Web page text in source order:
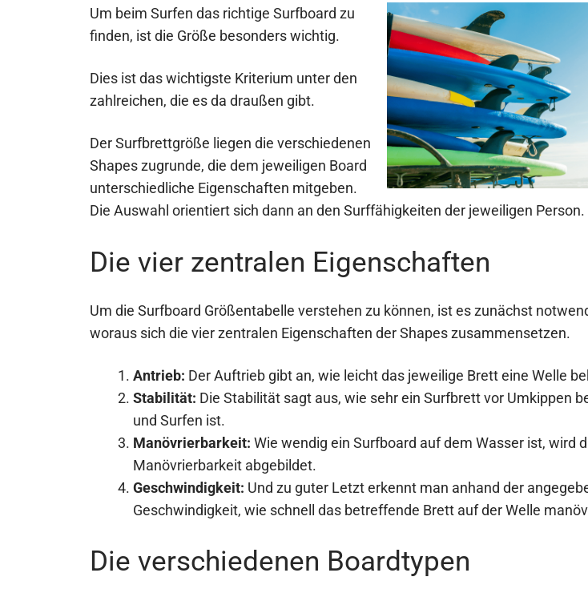
Um beim Surfen das richtige Surfboard zu
finden, ist die Größe besonders wichtig.
Dies ist das wichtigste Kriterium unter den
zahlreichen, die es da draußen gibt.
Der Surfbrettgröße liegen die verschiedenen
Shapes zugrunde, die dem jeweiligen Board
unterschiedliche Eigenschaften mitgeben.
Die Auswahl orientiert sich dann an den Surffähigkeiten der jeweiligen Person.
Die vier zentralen Eigenschaften
Um die Surfboard Größentabelle verstehen zu können, ist es zunächst
woraus sich die vier zentralen Eigenschaften der Shapes zusammensetzen.
Antrieb: Der Auftrieb gibt an, wie leicht das jeweilige Brett eine Welle
Stabilität: Die Stabilität sagt aus, wie sehr ein Surfbrett vor Umkippen
und Surfen ist.
Manövrierbarkeit: Wie wendig ein Surfboard auf dem Wasser ist, wird
Manövrierbarkeit abgebildet.
Geschwindigkeit: Und zu guter Letzt erkennt man anhand der
Geschwindigkeit, wie schnell das betreffende Brett auf der Welle
Die verschiedenen Boardtypen